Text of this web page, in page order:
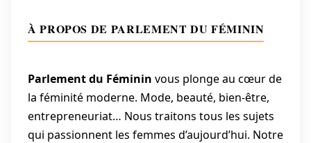
À PROPOS DE PARLEMENT DU FÉMININ
Parlement du Féminin vous plonge au cœur de
la féminité moderne. Mode, beauté, bien-être,
entrepreneuriat… Nous traitons tous les sujets
qui passionnent les femmes d’aujourd’hui. Notre